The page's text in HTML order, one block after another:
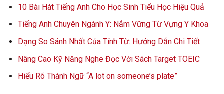
10 Bài Hát Tiếng Anh Cho Học Sinh Tiểu Học Hiệu Quả
Tiếng Anh Chuyên Ngành Y: Nắm Vững Từ Vựng Y Khoa
Dạng So Sánh Nhất Của Tính Từ: Hướng Dẫn Chi Tiết
Nâng Cao Kỹ Năng Nghe Đọc Với Sách Target TOEIC
Hiểu Rõ Thành Ngữ “A lot on someone’s plate”